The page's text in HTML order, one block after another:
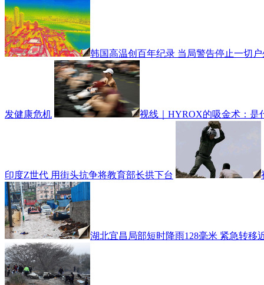
韩国高温创百年纪录 当局警告停止一切
发健康危机 视线｜HYROX的吸金术：是
印度Z世代 用街头抗争将教育部长拱下台
湖北宜昌局部短时降雨128毫米 紧急转移